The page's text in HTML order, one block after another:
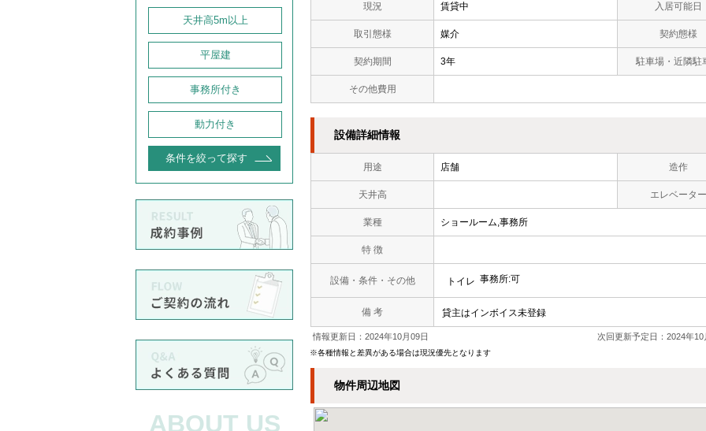
現況 賃貸中 入居可能日
取引態様 媒介 契約態様
契約期間 3年 駐車場・近隣駐
その他費用
設備詳細情報
用途 店舗 造作
天井高 エレベーター
業種 ショールーム,事務所
特 徴
設備・条件・その他 トイレ 事務所:可
備 考 貸主はインボイス未登録
情報更新日：2024年10月09日 次回更新予定日：2024年10
※各種情報と差異がある場合は現況優先となります
物件周辺地図
天井高5m以上
平屋建
事務所付き
動力付き
条件を絞って探す
ABOUT US